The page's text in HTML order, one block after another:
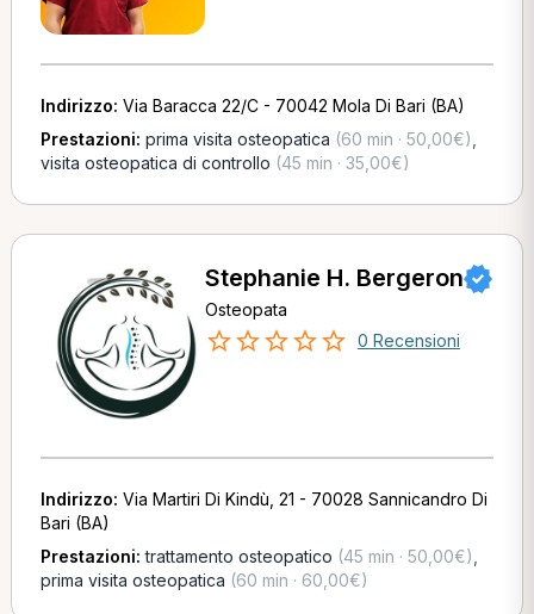
Indirizzo: Via Baracca 22/C - 70042 Mola Di Bari (BA)
Prestazioni: prima visita osteopatica (60 min · 50,00€)
visita osteopatica di controllo (45 min · 35,00€)
Stephanie H. Bergeron
Osteopata
0 Recensioni
Indirizzo: Via Martiri Di Kindù, 21 - 70028 Sannicandro Di
Bari (BA)
Prestazioni:trattamento osteopatico (45 min · 50,00€)
prima visita osteopatica (60 min · 60,00€)